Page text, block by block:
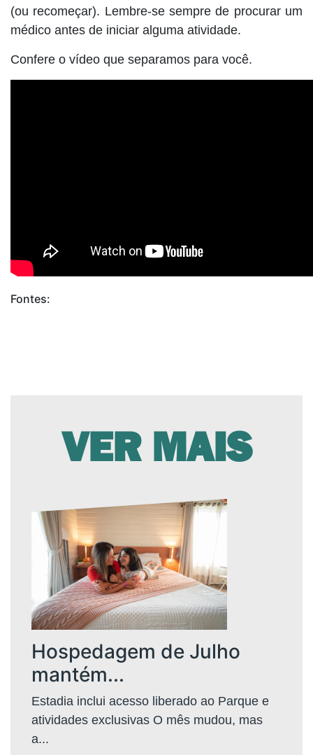
(ou recomeçar). Lembre-se sempre de procurar um
médico antes de iniciar alguma atividade.
Confere o vídeo que separamos para você.
Fontes:
VER MAIS
Hospedagem de Julho
mantém...
Estadia inclui acesso liberado ao Parque e
atividades exclusivas O mês mudou, mas
a...